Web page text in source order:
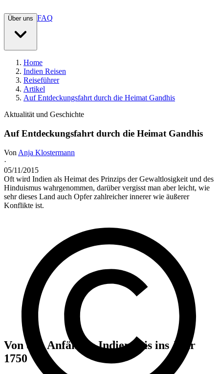
Über uns FAQ
Home
Indien Reisen
Reiseführer
Artikel
Auf Entdeckungsfahrt durch die Heimat Gandhis
Aktualität und Geschichte
Auf Entdeckungsfahrt durch die Heimat Gandhis
Von Anja Klostermann
·
05/11/2015
Oft wird Indien als Heimat des Prinzips der Gewaltlosigkeit und des
Hinduismus wahrgenommen, darüber vergisst man aber leicht, wie
sehr dieses Land auch Opfer zahlreicher innerer wie äußerer
Konflikte ist.
Von den Anfängen Indiens bis ins Jahr
1750